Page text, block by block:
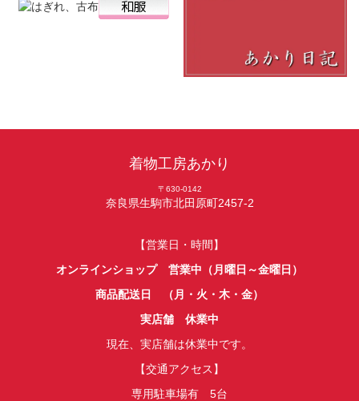
着物工房あかり
〒630-0142
奈良県生駒市北田原町2457-2
【営業日・時間】
オンラインショップ 営業中（月曜日～金曜日）
商品配送日 （月・火・木・金）
実店舗 休業中
現在、実店舗は休業中です。
【交通アクセス】
専用駐車場有 5台